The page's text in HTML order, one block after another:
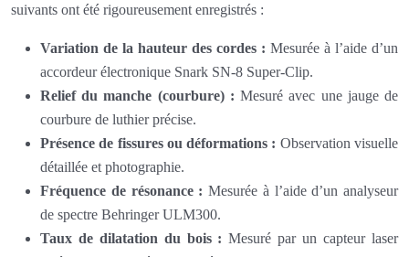
suivants ont été rigoureusement enregistrés :
Variation de la hauteur des cordes : Mesurée à l’aide d’un
accordeur électronique Snark SN-8 Super-Clip.
Relief du manche (courbure) :Mesuré avec une jauge de
courbure de luthier précise.
Présence de fissures ou déformations : Observation visuelle
détaillée et photographie.
Fréquence de résonance : Mesurée à l’aide d’un analyseur
de spectre Behringer ULM300.
Taux de dilatation du bois :Mesuré par un capteur laser